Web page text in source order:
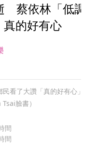
蔡依林「低
的好有心
看了大讚「真的好有心
臉書）
間
間